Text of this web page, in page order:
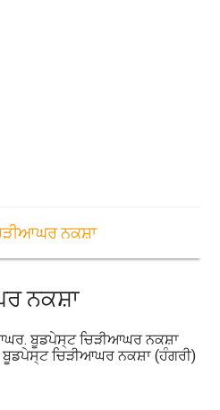
ਨਕਸ਼ਾ
ਨਕਸ਼ਾ
ਬੂਡਪੇਸ੍ਟ ਚਿੜੀਆਘਰ ਨਕਸ਼ਾ
ਚਿੜੀਆਘਰ ਨਕਸ਼ਾ (ਹੰਗਰੀ)